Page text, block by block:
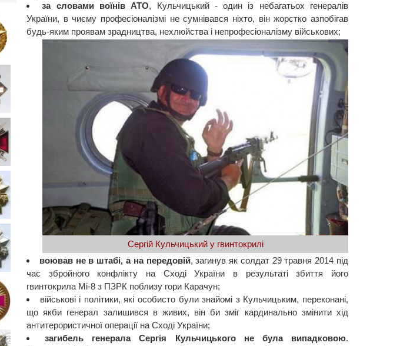
за словами воїнів АТО, Кульчицький - один із небагатьох генералів
України, в чиєму професіоналізмі не сумнівався ніхто, він жорстко азпобігав
будь-яким проявам зрадництва, нехлюйства і непрофесіоналізму військових;
Сергій Кульчицький у гвинтокрилі
воював не в штабі, а на передовій, загинув як солдат 29 травня 2014 під
час збройного конфлікту на Сході України в результаті збиття його
гвинтокрила Мі-8 з ПЗРК поблизу гори Карачун;
військові і політики, які особисто були знайомі з Кульчицьким, переконані,
що якби генерал залишився в живих, він би зміг кардинально змінити хід
антитерористичної операції на Сході України;
загибель генерала Сергія Кульчицького не була випадковою.